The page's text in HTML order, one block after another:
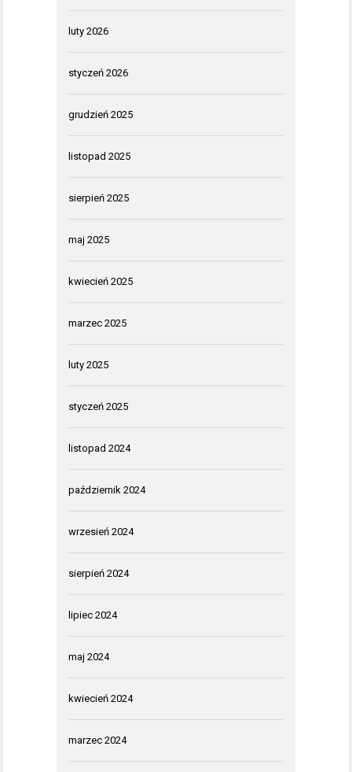
luty 2026
styczeń 2026
grudzień 2025
listopad 2025
sierpień 2025
maj 2025
kwiecień 2025
marzec 2025
luty 2025
styczeń 2025
listopad 2024
październik 2024
wrzesień 2024
sierpień 2024
lipiec 2024
maj 2024
kwiecień 2024
marzec 2024